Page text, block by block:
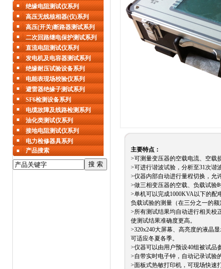
主要特点：
>可测量变压器的空载电流、空载
>可进行谐波试验，分析至31次谐
>仪器内部自动进行量程切换，允
>做三相变压器的空载、负载试验
>单机可以完成1000KVA以下的配
负载试验的测量（在三分之一的
>所有测试结果均自动进行相关校
使测试结果准确度更高。
>320x240大屏幕、高亮度的液晶
可适应冬夏各季。
>仪器可以由用户预设40组被试品
>自带实时电子钟，自动记录试验
>面板式热敏打印机，可现场快速
绝缘电阻测试仪系列
高压无线核相器(仪)系列
高压(开关)断路器测试系列
二次回路继电保护测试系列
直流电阻测试仪系列
发电机及电容器测试系列
绝缘耐压试验设备系列
电能表现场校验仪系列
避雷器绝缘子测试系列
SF6检测设备系列
电缆故障及线路检测系列
油化类测试仪系列
接地电阻测试仪系列
电力检修器具系列
产品搜索